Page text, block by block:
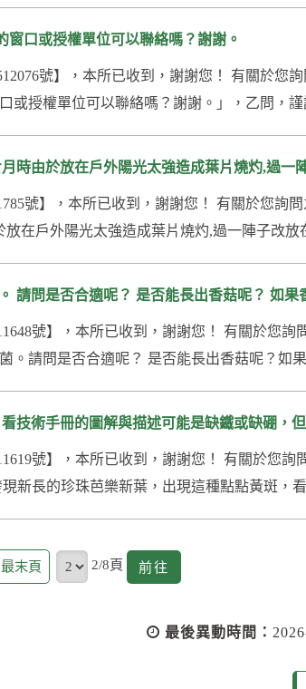
窗口或授權單位可以聯絡嗎？謝謝。
號】，本所已收到，謝謝您！ 有關於您
或授權單位可以聯絡嗎？謝謝。」，乙問，謹
時由於放在戶外陽光太強造成葉片燒灼,過一
號】，本所已收到，謝謝您！ 有關於您詢
在戶外陽光太強造成葉片燒灼,過一陣子改放
請問是否合適呢？ 是否能長出香菇呢？ 如果
號】，本所已收到，謝謝您！ 有關於您詢
。請問是否合適呢？ 是否能長出香菇呢？如
技術手冊的圖解與描述可能是缺鐵或缺硼，
號】，本所已收到，謝謝您！ 有關於您詢
新長的珍珠芭樂新葉，出現這種點點黃斑，
最末頁 頁
2/8頁 前往
往
最後異動時間：